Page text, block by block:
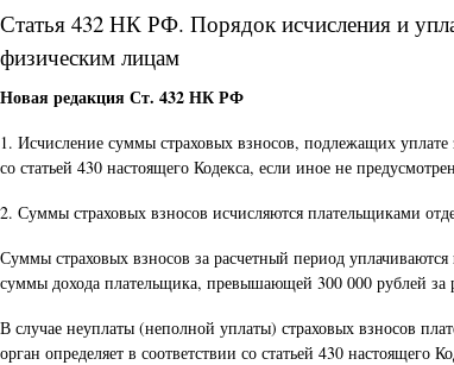
Статья 432 НК РФ. Порядок исчисления и
физическим лицам
Новая редакция Ст. 432 НК РФ
1. Исчисление суммы страховых взносов, подлежащих уплате
со статьей 430 настоящего Кодекса, если иное не
2. Суммы страховых взносов исчисляются плательщиками
Суммы страховых взносов за расчетный период
суммы дохода плательщика, превышающей 300 000 рублей за
В случае неуплаты (неполной уплаты) страховых взносов
орган определяет в соответствии со статьей 430